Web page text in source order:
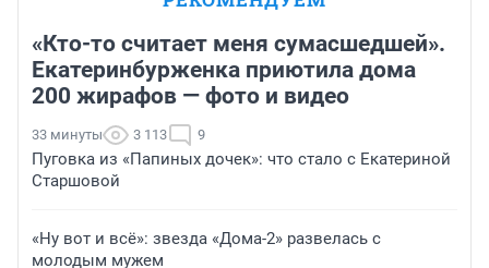
«Кто-то считает меня сумасшедшей».
Екатеринбурженка приютила дома
200 жирафов — фото и видео
33 минуты 3 113 9
Пуговка из «Папиных дочек»: что стало с Екатериной
Старшовой
«Ну вот и всё»: звезда «Дома-2» развелась с
молодым мужем